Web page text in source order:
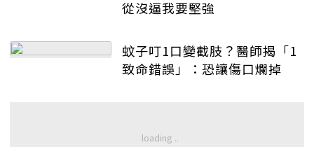
從沒逼我要堅強
蚊子叮1口變截肢？醫師揭「1
致命錯誤」：恐讓傷口爛掉